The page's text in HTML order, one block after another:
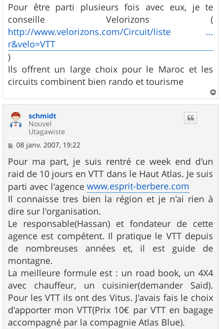
s
s
a
g
e
Pour être parti plusieurs fois avec eux, je te
conseille Velorizons (
http://www.velorizons.com/Circuit/liste ...
r&velo=VTT
)
Ils offrent un large choix pour le Maroc et les
circuits combinent bien rando et tourisme
a
schmidt
Nouvel
Utagawiste
M
s
s
a
g
e
08 janv. 2007, 19:22
Pour ma part, je suis rentré ce week end d'un
raid de 10 jours en VTT dans le Haut Atlas. Je suis
parti avec l'agence www.esprit-berbere.com
Il connaisse tres bien la région et je n'ai rien à
dire sur l'organisation.
Le responsable(Hassan) et fondateur de cette
agence est compétent. Il pratique le VTT depuis
de nombreuses années et, il est guide de
montagne.
La meilleure formule est : un road book, un 4X4
avec chauffeur, un cuisinier(demander Said).
Pour les VTT ils ont des Vitus. J'avais fais le choix
d'apporter mon VTT(Prix 10€ par VTT en bagage
accompagné par la compagnie Atlas Blue).